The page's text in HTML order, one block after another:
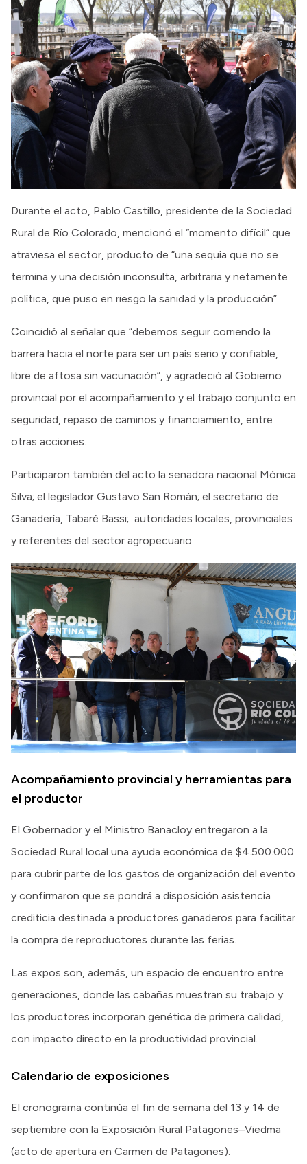
Durante el acto, Pablo Castillo, presidente de la Sociedad
Rural de Río Colorado, mencionó el “momento difícil” que
atraviesa el sector, producto de “una sequía que no se
termina y una decisión inconsulta, arbitraria y netamente
política, que puso en riesgo la sanidad y la producción”.
Coincidió al señalar que “debemos seguir corriendo la
barrera hacia el norte para ser un país serio y confiable,
libre de aftosa sin vacunación”, y agradeció al Gobierno
provincial por el acompañamiento y el trabajo conjunto en
seguridad, repaso de caminos y financiamiento, entre
otras acciones.
Participaron también del acto la senadora nacional Mónica
Silva; el legislador Gustavo San Román; el secretario de
Ganadería, Tabaré Bassi; autoridades locales, provinciales
y referentes del sector agropecuario.
Acompañamiento provincial y herramientas para
el productor
El Gobernador y el Ministro Banacloy entregaron a la
Sociedad Rural local una ayuda económica de $4.500.000
para cubrir parte de los gastos de organización del evento
y confirmaron que se pondrá a disposición asistencia
crediticia destinada a productores ganaderos para facilitar
la compra de reproductores durante las ferias.
Las expos son, además, un espacio de encuentro entre
generaciones, donde las cabañas muestran su trabajo y
los productores incorporan genética de primera calidad,
con impacto directo en la productividad provincial.
Calendario de exposiciones
El cronograma continúa el fin de semana del 13 y 14 de
septiembre con la Exposición Rural Patagones–Viedma
(acto de apertura en Carmen de Patagones).